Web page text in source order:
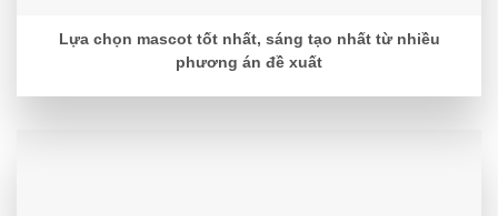
Lựa chọn mascot tốt nhất, sáng tạo nhất từ nhiều
phương án đề xuất